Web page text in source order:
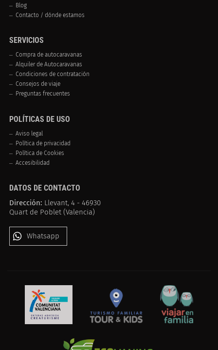
Blog
Contacto / dónde estamos
SERVICIOS
Compra de autocaravanas
Alquiler de Autocaravanas
Condiciones de contratación
Consejos de viaje
Preguntas frecuentes
POLÍTICAS DE USO
Aviso legal
Política de privacidad
Política de Cookies
Accesibilidad
DATOS DE CONTACTO
Dirección: Llevant, 4 - 46930
Quart de Poblet (Valencia)
Whatsapp